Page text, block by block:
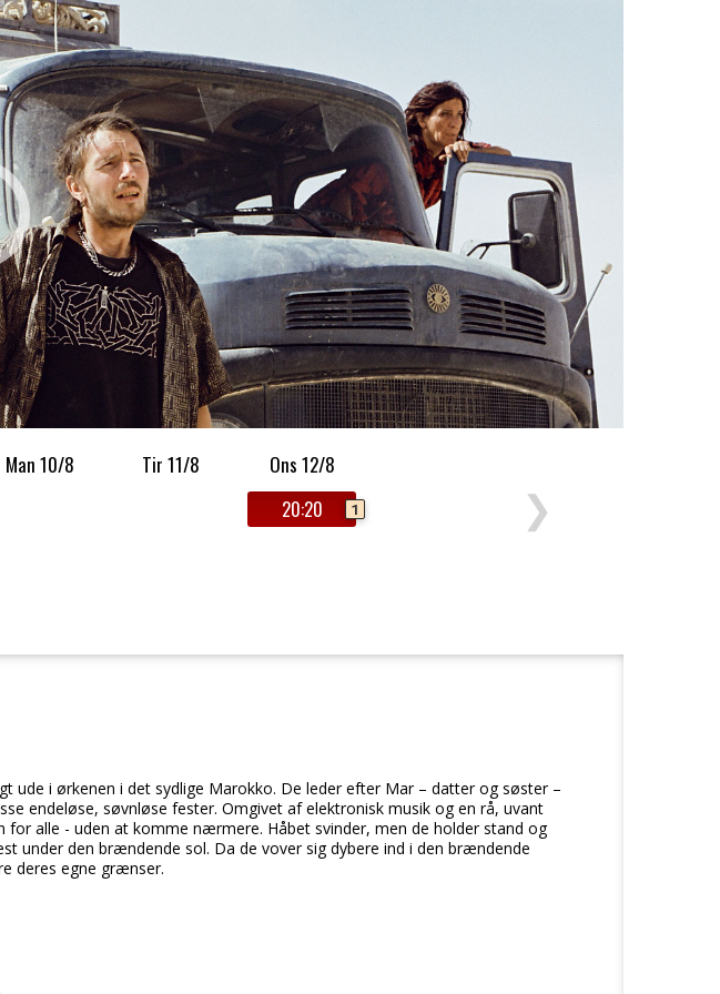
Man 10/8 Tir 11/8 Ons 12/8
20:20 1 ❯
ude i ørkenen i det sydlige Marokko. De leder efter Mar – datter og søster –
endeløse, søvnløse fester. Omgivet af elektronisk musik og en rå, uvant
for alle - uden at komme nærmere. Håbet svinder, men de holder stand og
under den brændende sol. Da de vover sig dybere ind i den brændende
deres egne grænser.